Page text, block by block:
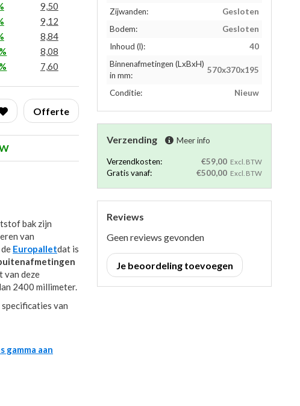
9,50
9,12
8,84
8,08
7,60
Offerte
bak zijn
van
Europalletdat is
van deze
2400 millimeter.
van
gamma aan
Zijwanden:
Gesloten
Bodem:
Gesloten
Inhoud (l):
40
Binnenafmetingen (LxBxH)
in mm:
570x370x195
Conditie: Nieuw
Verzending Meer info
Verzendkosten: €59,00 Excl. BTW
Gratis vanaf: €500,00 Excl. BTW
Reviews
Geen reviews gevonden
Je beoordeling toevoegen